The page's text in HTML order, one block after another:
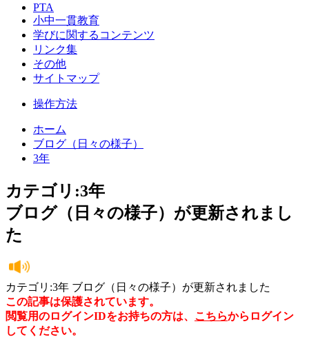
PTA
小中一貫教育
学びに関するコンテンツ
リンク集
その他
サイトマップ
操作方法
ホーム
ブログ（日々の様子）
3年
カテゴリ:3年
ブログ（日々の様子）が更新されまし
た
カテゴリ:3年 ブログ（日々の様子）が更新されました
この記事は保護されています。
閲覧用のログインIDをお持ちの方は、 こちらからログイン
してください。